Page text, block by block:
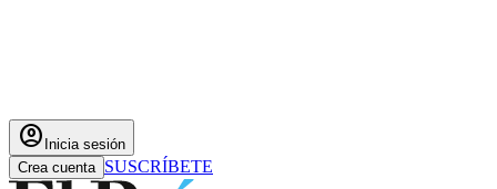
account_circle Inicia sesión
Crea cuenta SUSCRÍBETE